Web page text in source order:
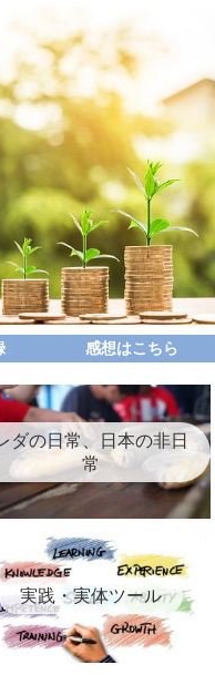
感想はこちら
ダの日常、日本の非日
常
実践・実体ツール